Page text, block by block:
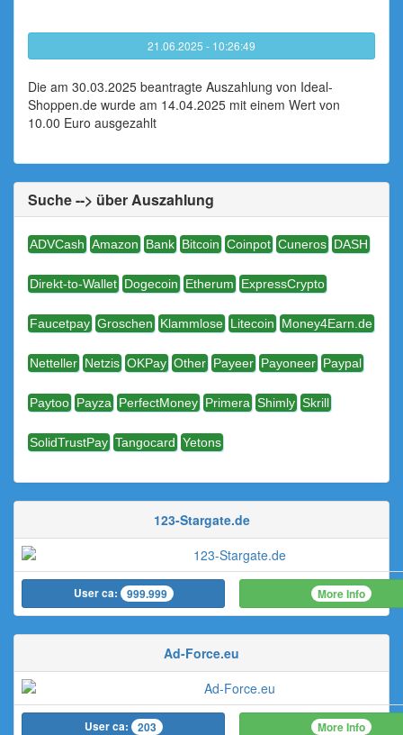
21.06.2025 - 10:26:49
Die am 30.03.2025 beantragte Auszahlung von Ideal-
Shoppen.de wurde am 14.04.2025 mit einem Wert von
10.00 Euro ausgezahlt
Suche --> über Auszahlung
ADVCash Amazon Bank Bitcoin Coinpot Cuneros DASH
Direkt-to-Wallet Dogecoin Etherum ExpressCrypto
Faucetpay Groschen Klammlose Litecoin Money4Earn.de
Netteller Netzis OKPay Other Payeer Payoneer Paypal
Paytoo Payza PerfectMoney Primera Shimly Skrill
SolidTrustPay Tangocard Yetons
123-Stargate.de
User ca: 999.999 More Info
Ad-Force.eu
User ca: 203 More Info